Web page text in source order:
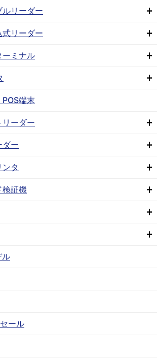
ルリーダー
式リーダー
ーミナル
端末
リーダー
ダー
タ
検証機
ル
ール